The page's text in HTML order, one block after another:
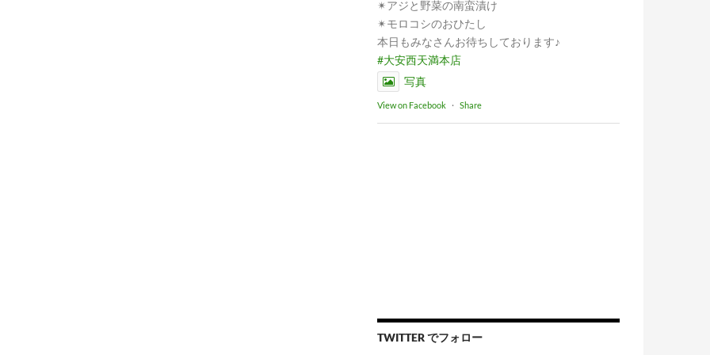
✴︎アジと野菜の南蛮漬け
✴︎モロコシのおひたし
本日もみなさんお待ちしております♪
#大安西天満本店
写真
View on Facebook · Share
TWITTER でフォロー